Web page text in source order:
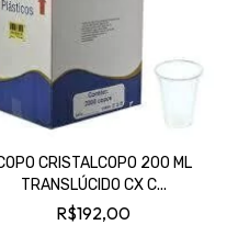
CRISTALCOPO 200 ML
TRANSLÚCIDO CX C...
R$192,00